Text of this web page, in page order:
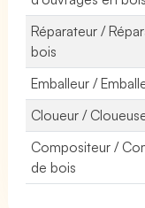
Réparateur /
bois
Emballeur /
Cloueur /
Compositeur /
de bois